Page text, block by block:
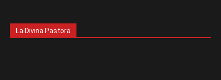
La Divina Pastora